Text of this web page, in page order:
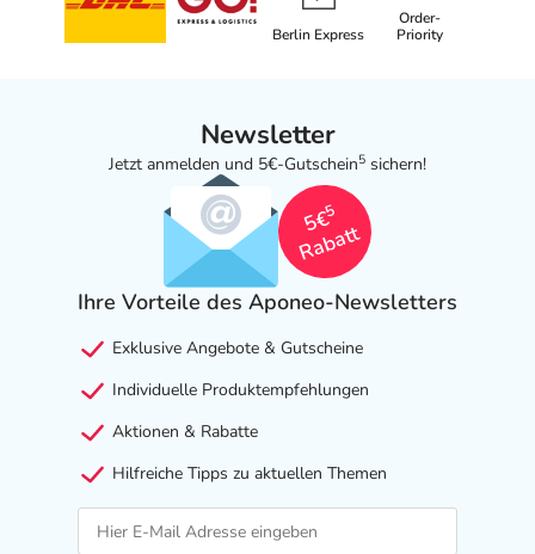
Berlin Express
Order-
Priority
Newsletter
Jetzt anmelden und 5€-Gutschein5 sichern!
5€
5
Rabatt
Ihre Vorteile des Aponeo-Newsletters
Exklusive Angebote & Gutscheine
Individuelle Produktempfehlungen
Aktionen & Rabatte
Hilfreiche Tipps zu aktuellen Themen